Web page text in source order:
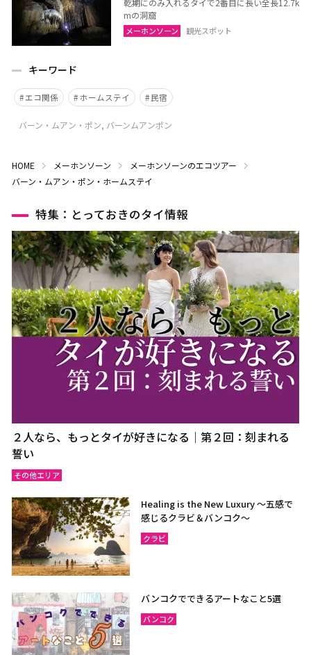
乾期にのみ入れるタイで2番目に長い全長12.7k
mの洞窟
メーホンソーン 観光スポット
キーワード
エコ関係 ホームステイ 民宿
バーン・ムアン・ポン, バーンムアンポン
HOME メーホンソーン
メーホンソーンのエコツアー
バーン・ムアン・ポン・ホームステイ
特集：とっておきのタイ情報
２人なら、もっとタイが好きになる｜第２回：刻まれる
誓い
その他エリア
Healing is the New Luxury ～五感で
感じるクラビ＆バンコク～
クラビ
バンコクでできるアートなこと5選
バンコク